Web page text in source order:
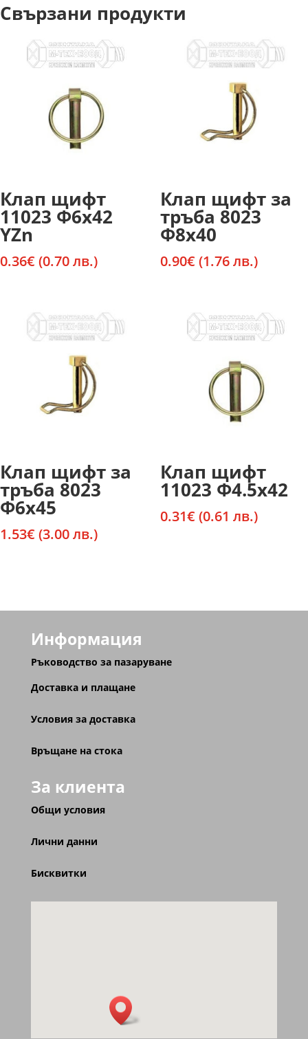
Свързани продукти
Клап щифт
11023 Ф6х42
YZn
0.36€ (0.70 лв.)
Клап щифт за
тръба 8023
Ф8х40
0.90€ (1.76 лв.)
Клап щифт за
тръба 8023
Ф6х45
1.53€ (3.00 лв.)
Клап щифт
11023 Ф4.5х42
0.31€ (0.61 лв.)
Информация
Ръководство за пазаруване
Доставка и плащане
Условия за доставка
Връщане на стока
За клиента
Общи условия
Лични данни
Бисквитки